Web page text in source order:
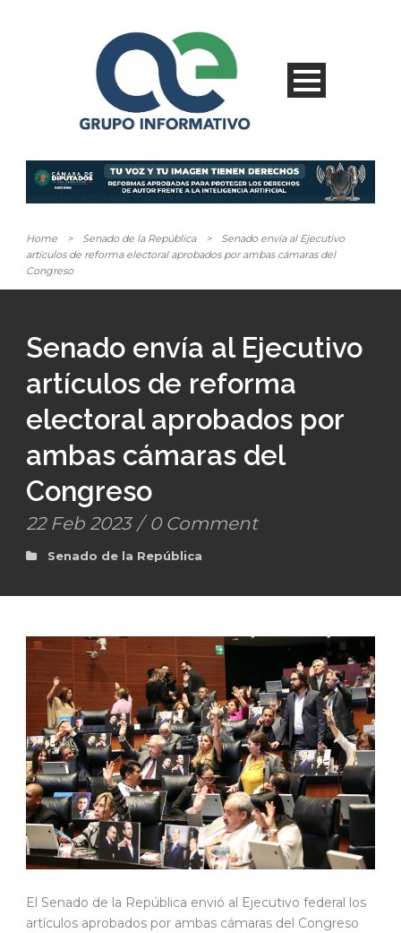
Home > Senado de la República >
Senado envía al Ejecutivo
artículos de reforma electoral aprobados por ambas cámaras del
Congreso
Senado envía al Ejecutivo
artículos de reforma
electoral aprobados por
ambas cámaras del
Congreso
22 Feb 2023 / 0 Comment
Senado de la República
El Senado de la República envió al Ejecutivo federal los
artículos aprobados por ambas cámaras del Congreso